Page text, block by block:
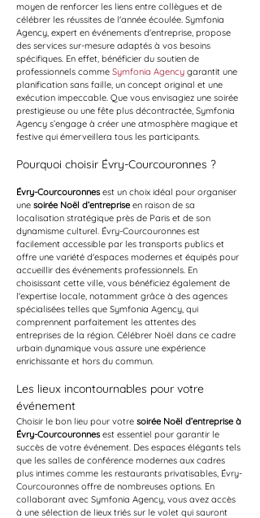
moyen de renforcer les liens entre collègues et de
célébrer les réussites de l'année écoulée. Symfonia
Agency, expert en événements d'entreprise, propose
des services sur-mesure adaptés à vos besoins
spécifiques. En effet, bénéficier du soutien de
professionnels comme Symfonia Agency garantit une
planification sans faille, un concept original et une
exécution impeccable. Que vous envisagiez une soirée
prestigieuse ou une fête plus décontractée, Symfonia
Agency s’engage à créer une atmosphère magique et
festive qui émerveillera tous les participants.
Pourquoi choisir Évry-Courcouronnes ?
Évry-Courcouronnes est un choix idéal pour organiser
une soirée Noël d’entreprise en raison de sa
localisation stratégique près de Paris et de son
dynamisme culturel. Évry-Courcouronnes est
facilement accessible par les transports publics et
offre une variété d'espaces modernes et équipés pour
accueillir des événements professionnels. En
choisissant cette ville, vous bénéficiez également de
l'expertise locale, notamment grâce à des agences
spécialisées telles que Symfonia Agency, qui
comprennent parfaitement les attentes des
entreprises de la région. Célébrer Noël dans ce cadre
urbain dynamique vous assure une expérience
enrichissante et hors du commun.
Les lieux incontournables pour votre
événement
Choisir le bon lieu pour votre soirée Noël d’entreprise à
Évry-Courcouronnes est essentiel pour garantir le
succès de votre événement. Des espaces élégants tels
que les salles de conférence modernes aux cadres
plus intimes comme les restaurants privatisables, Évry-
Courcouronnes offre de nombreuses options. En
collaborant avec Symfonia Agency, vous avez accès
à une sélection de lieux triés sur le volet qui sauront